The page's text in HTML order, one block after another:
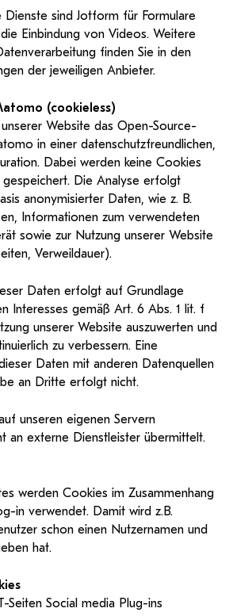
Dienste sind Jotform für Formulare
Einbindung von Videos. Weitere
finden Sie in den
der jeweiligen Anbieter.
(cookieless)
Website das Open-Source-
in einer datenschutzfreundlichen,
Dabei werden keine Cookies
Die Analyse erfolgt
anonymisierter Daten, wie z. B.
Informationen zum verwendeten
sowie zur Nutzung unserer Website
Verweildauer).
Daten erfolgt auf Grundlage
Interesses gemäß Art. 6 Abs. 1 lit. f
unserer Website auszuwerten und
zu verbessern. Eine
Daten mit anderen Datenquellen
an Dritte erfolgt nicht.
unseren eigenen Servern
an externe Dienstleister übermittelt.
werden Cookies im Zusammenhang
in verwendet. Damit wird z.B.
schon einen Nutzernamen und
hat.
Seiten Social media Plug-ins